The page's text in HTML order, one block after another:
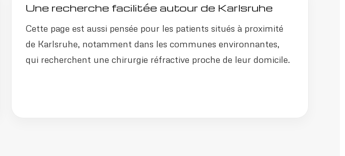
Une recherche facilitée autour de Karlsruhe
Cette page est aussi pensée pour les patients situés à proximité
de Karlsruhe, notamment dans les communes environnantes,
qui recherchent une chirurgie réfractive proche de leur domicile.